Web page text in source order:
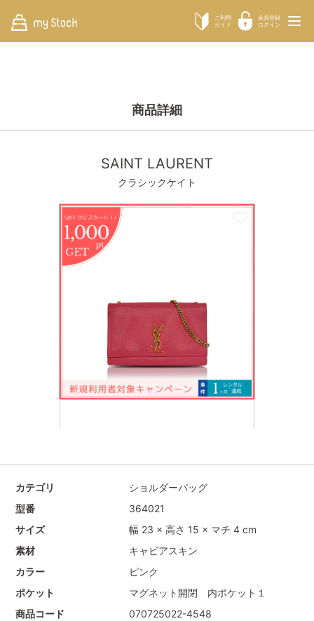
ご利用
ガイド
会員登録
ログイン
商品詳細
SAINT LAURENT
クラシックケイト
カテゴリ
ショルダーバッグ
型番
364021
サイズ
幅 23 × 高さ 15 × マチ 4 cm
素材
キャビアスキン
カラー
ピンク
ポケット
マグネット開閉 内ポケット１
商品コード
070725022-4548